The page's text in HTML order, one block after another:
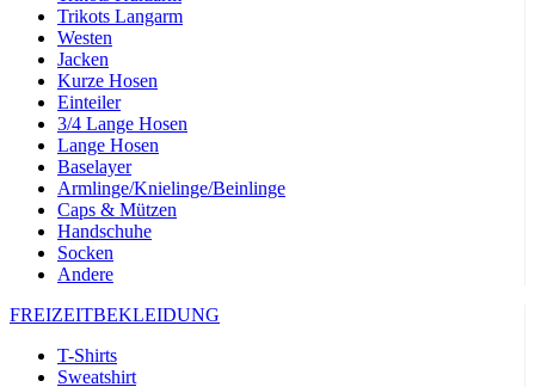
Trikots Langarm
Westen
Jacken
Kurze Hosen
Einteiler
3/4 Lange Hosen
Lange Hosen
Baselayer
Armlinge/Knielinge/Beinlinge
Caps & Mützen
Handschuhe
Socken
Andere
FREIZEITBEKLEIDUNG
T-Shirts
Sweatshirt